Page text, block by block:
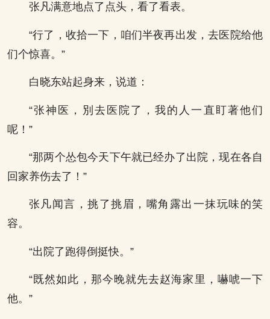
张凡满意地点了点头，看了看表。
“行了，收拾一下，咱们半夜再出发，去医院给他
们个惊喜。”
白晓东站起身来，说道：
“张神医，別去医院了，我的人一直盯著他们
呢！”
“那两个怂包今天下午就已经办了出院，现在各自
回家养伤去了！”
张凡闻言，挑了挑眉，嘴角露出一抹玩味的笑
容。
“出院了跑得倒挺快。”
“既然如此，那今晚就先去赵海家里，嚇唬一下
他。”